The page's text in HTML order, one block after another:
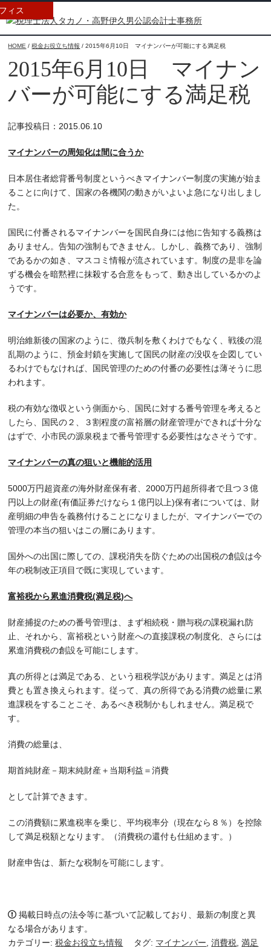
ィス
HOME /税金お役立ち情報 /2015年6月10日 マイナンバーが可能にする満足税
2015年6月10日 マイナン
バーが可能にする満足税
記事投稿日：2015.06.10
マイナンバーの周知化は間に合うか
日本居住者総背番号制度というべきマイナンバー制度の実施が始ま
ることに向けて、国家の各機関の動きがいよいよ急になり出しまし
た。
国民に付番されるマイナンバーを国民自身には他に告知する義務は
ありません。告知の強制もできません。しかし、義務であり、強制
であるかの如き、マスコミ情報が流されています。制度の是非を論
ずる機会を暗黙裡に抹殺する合意をもって、動き出しているかのよ
うです。
マイナンバーは必要か、有効か
明治維新後の国家のように、徴兵制を敷くわけでもなく、戦後の混
乱期のように、預金封鎖を実施して国民の財産の没収を企図してい
るわけでもなければ、国民管理のための付番の必要性は薄そうに思
われます。
税の有効な徴収という側面から、国民に対する番号管理を考えると
したら、国民の２、３割程度の富裕層の財産管理ができれば十分な
はずで、小市民の源泉税まで番号管理する必要性はなさそうです。
マイナンバーの真の狙いと機能的活用
5000万円超資産の海外財産保有者、2000万円超所得者で且つ３億
円以上の財産(有価証券だけなら１億円以上)保有者については、財
産明細の申告を義務付けることになりましたが、マイナンバーでの
管理の本当の狙いはこの層にあります。
国外への出国に際しての、課税消失を防ぐための出国税の創設は今
年の税制改正項目で既に実現しています。
富裕税から累進消費税(満足税)へ
財産捕捉のための番号管理は、まず相続税・贈与税の課税漏れ防
止、それから、富裕税という財産への直接課税の制度化、さらには
累進消費税の創設を可能にします。
真の所得とは満足である、という租税学説があります。満足とは消
費とも置き換えられます。従って、真の所得である消費の総量に累
進課税をすることこそ、あるべき税制かもしれません。満足税で
す。
消費の総量は、
期首純財産－期末純財産＋当期利益＝消費
として計算できます。
この消費額に累進税率を乗じ、平均税率分（現在なら８％）を控除
して満足税額となります。（消費税の還付も仕組めます。）
財産申告は、新たな税制を可能にします。
掲載日時点の法令等に基づいて記載しており、最新の制度と異
なる場合があります。
カテゴリー:税金お役立ち情報 タグ: マイナンバー ,消費税 ,満足